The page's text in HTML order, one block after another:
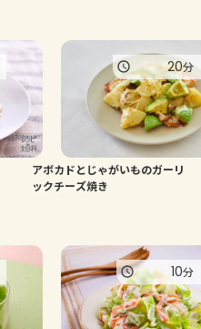
アボカドとじゃがいものガーリ
ックチーズ焼き
20分
10分